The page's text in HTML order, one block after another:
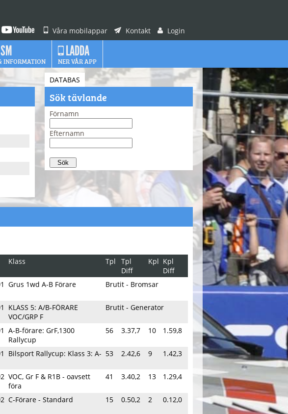
Våra mobilappar Kontakt Login
INFORMATION
LADDA
NER VÅR APP
DATABAS
Sök tävlande
Förnamn
Efternamn
Klass Tpl
Tpl
Diff
Kpl Kpl
Diff
Grus 1wd A-B Förare Brutit - Bromsar
KLASS 5: A/B-FÖRARE
VOC/GRP F
Brutit - Generator
A-B-förare: GrF,1300
Rallycup
56 3.37,7 10 1.59,8
Bilsport Rallycup: Klass 3: A- 53 2.42,6 9 1.42,3
VOC, Gr F & R1B - oavsett
föra
41 3.40,2 13 1.29,4
C-Förare - Standard 15 0.50,2 2 0.12,0